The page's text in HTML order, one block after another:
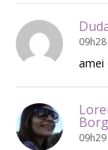
09h28
amei
09h29